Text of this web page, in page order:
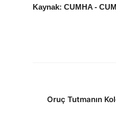
Kaynak: CUMHA -
Oruç Tutmanın